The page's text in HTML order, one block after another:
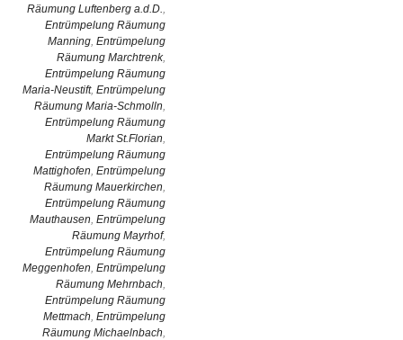
Räumung Luftenberg a.d.D.,
Entrümpelung Räumung
Manning, Entrümpelung
Räumung Marchtrenk,
Entrümpelung Räumung
Maria-Neustift, Entrümpelung
Räumung Maria-Schmolln,
Entrümpelung Räumung
Markt St.Florian,
Entrümpelung Räumung
Mattighofen, Entrümpelung
Räumung Mauerkirchen,
Entrümpelung Räumung
Mauthausen, Entrümpelung
Räumung Mayrhof,
Entrümpelung Räumung
Meggenhofen, Entrümpelung
Räumung Mehrnbach,
Entrümpelung Räumung
Mettmach, Entrümpelung
Räumung Michaelnbach,